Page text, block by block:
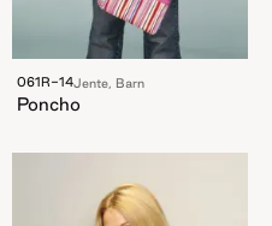
061R-14Jente, Barn
Poncho